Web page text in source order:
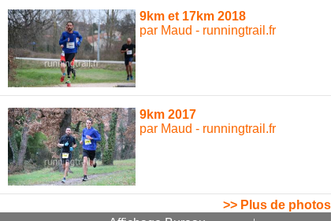
9km et 17km 2018
par Maud - runningtrail.fr
9km 2017
par Maud - runningtrail.fr
>> Plus de photos